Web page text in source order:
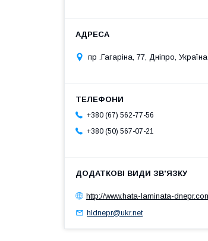
пр .Гагаріна, 77, Дніпро, Україна
+380 (67) 562-77-56
+380 (50) 567-07-21
http://www.hata-laminata-
hldnepr@ukr.net